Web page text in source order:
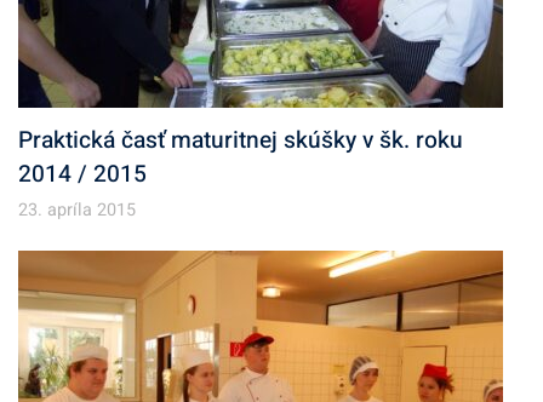
Praktická časť maturitnej skúšky v šk. roku
2014 / 2015
23. apríla 2015